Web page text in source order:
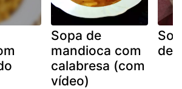
Sopa de
mandioca com
calabresa (com
vídeo)
de